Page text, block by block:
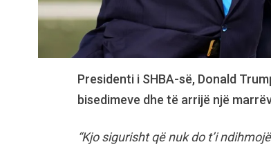
Presidenti i SHBA-së, Donald
bisedimeve dhe të arrijë një
“Kjo sigurisht që nuk do t’i